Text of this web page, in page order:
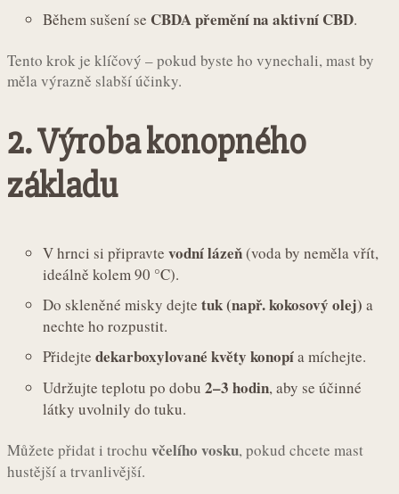
Během sušení se CBDA přemění na aktivní CBD.
Tento krok je klíčový – pokud byste ho vynechali, mast by
měla výrazně slabší účinky.
2. Výroba konopného
základu
V hrnci si připravte vodní lázeň(voda by neměla vřít,
ideálně kolem 90 °C).
Do skleněné misky dejte tuk (např. kokosový olej) a
nechte ho rozpustit.
Přidejte dekarboxylované květy konopía míchejte.
Udržujte teplotu po dobu 2–3 hodin, aby se účinné
látky uvolnily do tuku.
Můžete přidat i trochu včelího vosku, pokud chcete mast
hustější a trvanlivější.